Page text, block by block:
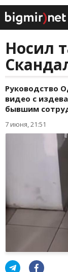
Носил
Руководство
видео с
бывшим
7 июня, 21:51